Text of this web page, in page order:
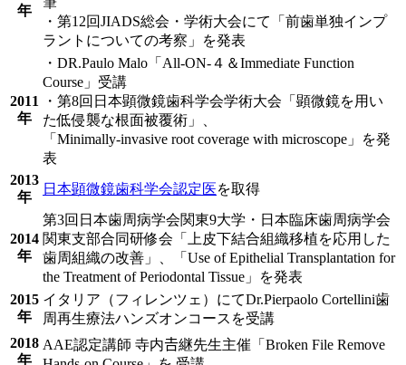
年
・第12回JIADS総会・学術大会にて「前歯単独インプ
ラントについての考察」を発表
2011
年
・DR.Paulo Malo「All-ON-４＆Immediate Function
Course」受講
・第8回日本顕微鏡歯科学会学術大会「顕微鏡を用い
た低侵襲な根面被覆術」、
「Minimally-invasive root coverage with microscope」を発
表
2013
年
日本顕微鏡歯科学会認定医を取得
2014
年
第3回日本歯周病学会関東9大学・日本臨床歯周病学会
関東支部合同研修会「上皮下結合組織移植を応用した
歯周組織の改善」、「Use of Epithelial Transplantation for
the Treatment of Periodontal Tissue」を発表
2015
年
イタリア（フィレンツェ）にてDr.Pierpaolo Cortellini歯
周再生療法ハンズオンコースを受講
2018
年
AAE認定講師 寺内𠮷継先生主催「Broken File Remove